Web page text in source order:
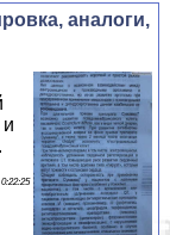
аналоги,